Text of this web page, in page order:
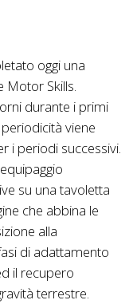
oggi una
Motor Skills.
durante i primi
viene
i periodi successivi.
su una tavoletta
che abbina le
alla
di adattamento
il recupero
terrestre.